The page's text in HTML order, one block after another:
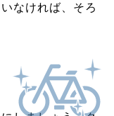
なければ、そろ